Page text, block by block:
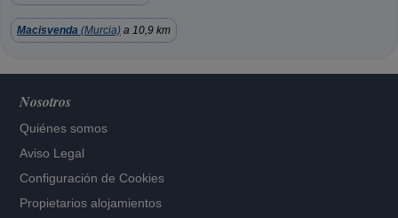
Macisvenda (Murcia) a 10,9 km
Nosotros
Quiénes somos
Aviso Legal
Configuración de Cookies
Propietarios alojamientos